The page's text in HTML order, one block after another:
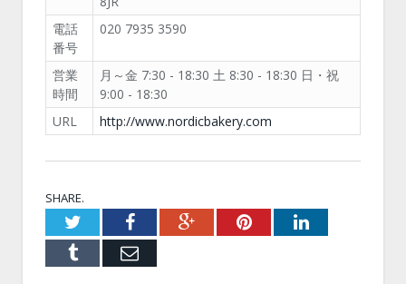
電話
番号
020 7935 3590
営業
時間
月～金 7:30 - 18:30 土 8:30 - 18:30 日・祝
9:00 - 18:30
URL
http://www.nordicbakery.com
SHARE.
TwitterFacebookGoogle+PinterestLinkedIn
Tumblr Email